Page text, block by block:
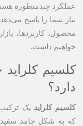
عملکرد چندمنظوره
نیاز شما را پاسخ
محصول، کاربردها،
خواهیم داشت.
کلسیم
دارد؟
کلسیم کلراید
که به شکل جامد